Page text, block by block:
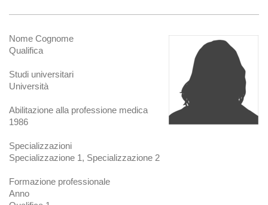
Nome Cognome
Qualifica
Studi universitari
Università
Abilitazione alla professione medica
1986
Specializzazioni
Specializzazione 1, Specializzazione 2
Formazione professionale
Anno